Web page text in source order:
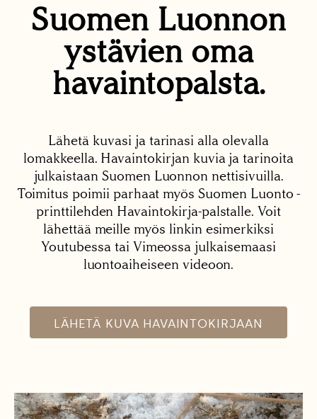
Suomen Luonnon
ystävien oma
havaintopalsta.
Lähetä kuvasi ja tarinasi alla olevalla
lomakkeella. Havaintokirjan kuvia ja tarinoita
julkaistaan Suomen Luonnon nettisivuilla.
Toimitus poimii parhaat myös Suomen Luonto -
printtilehden Havaintokirja-palstalle. Voit
lähettää meille myös linkin esimerkiksi
Youtubessa tai Vimeossa julkaisemaasi
luontoaiheiseen videoon.
LÄHETÄ KUVA HAVAINTOKIRJAAN